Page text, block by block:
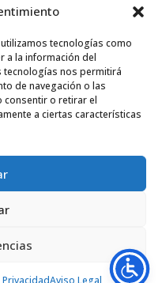
tecnologías como
a la información del
tecnologías nos permitirá
de navegación o las
consentir o retirar el
a ciertas características
Aviso Legal